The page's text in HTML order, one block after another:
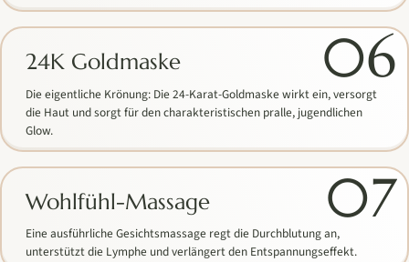
06
24K Goldmaske
Die eigentliche Krönung: Die 24-Karat-Goldmaske wirkt ein, versorgt
die Haut und sorgt für den charakteristischen pralle, jugendlichen
Glow.
07
Wohlfühl-Massage
Eine ausführliche Gesichtsmassage regt die Durchblutung an,
unterstützt die Lymphe und verlängert den Entspannungseffekt.